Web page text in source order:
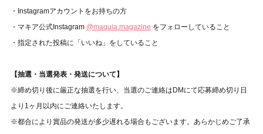
・Instagramアカウントをお持ちの方
・マキア公式Instagram @maquia.magazine をフォローしていること
・指定された投稿に「いいね」をしていること
【抽選・当選発表・発送について】
※締め切り後に厳正な抽選を行い、当選のご連絡はDMにて応募締め切り日
より1ヶ月以内にご連絡いたします。
※都合により賞品の発送が多少遅れる場合もございます。あらかじめご了承